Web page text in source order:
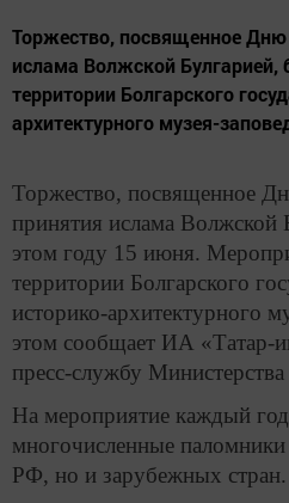
Торжество, посвященное
ислама Волжской Булгарией,
территории Болгарского
архитектурного музея-
Торжество, посвященное
принятия ислама Волжской
этом году 15 июня.
территории Болгарского
историко-архитектурного
этом сообщает ИА «Татар-
пресс-службу
На мероприятие каждый
многочисленные паломники
РФ, но и зарубежных стран.